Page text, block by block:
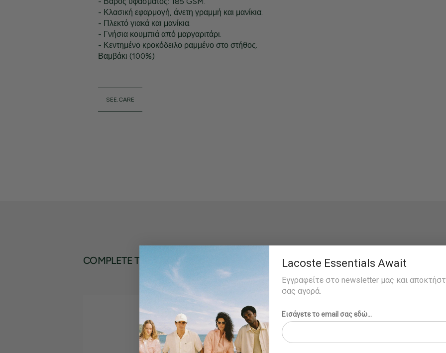
- Κλασική εφαρμογή, άνετη γραμμή και μανίκια.
- Πλεκτό γιακά και μανίκια.
- Γνήσια κουμπιά από μαργαριτάρι.
- Κεντημένο κροκόδειλο ραμμένο στο στήθος.
Βαμβάκι (100%)
SEE.CARE
COMPLETE THE LOOK Lacoste Essentials Await
Εγγραφείτε στο newsletter μας και
σας αγορά.
Εισάγετε το email σας εδώ...